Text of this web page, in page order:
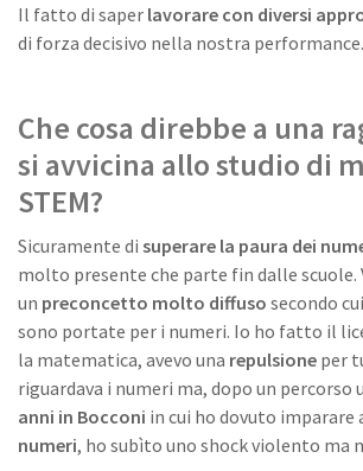
Il fatto di saper lavorare con diversi
di forza decisivo nella nostra performance.
Che cosa direbbe a una
si avvicina allo studio di
STEM?
Sicuramente di superare la paura dei
molto presente che parte fin dalle scuole.
un preconcetto molto diffuso secondo
sono portate per i numeri. Io ho fatto il
la matematica, avevo una repulsione per
riguardava i numeri ma, dopo un percorso
anni in Bocconi in cui ho dovuto imparare
numeri, ho subìto uno shock violento ma